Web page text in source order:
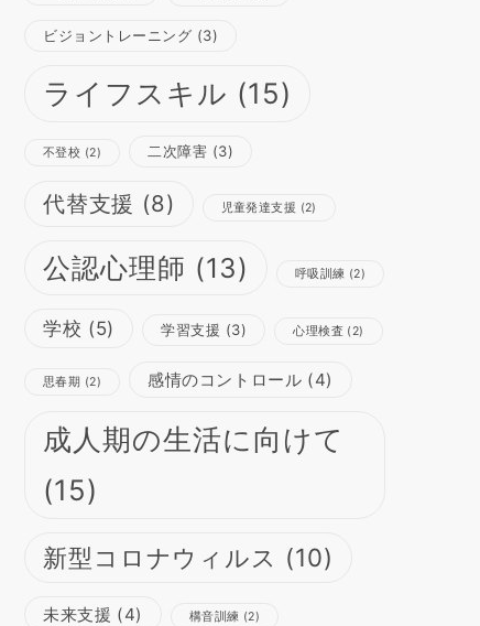
ビジョントレーニング (3)
ライフスキル (15)
不登校 (2) 二次障害 (3)
代替支援 (8) 児童発達支援 (2)
公認心理師 (13) 呼吸訓練 (2)
学校 (5) 学習支援 (3) 心理検査 (2)
思春期 (2) 感情のコントロール (4)
成人期の生活に向けて
(15)
新型コロナウィルス (10)
未来支援 (4) 構音訓練 (2)